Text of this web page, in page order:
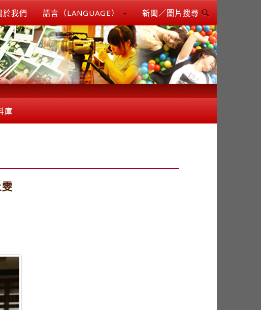
於我們 語言（LANGUAGE） 新聞／圖片搜尋
庫